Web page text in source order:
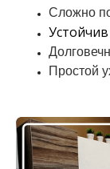
Сложно
Простой